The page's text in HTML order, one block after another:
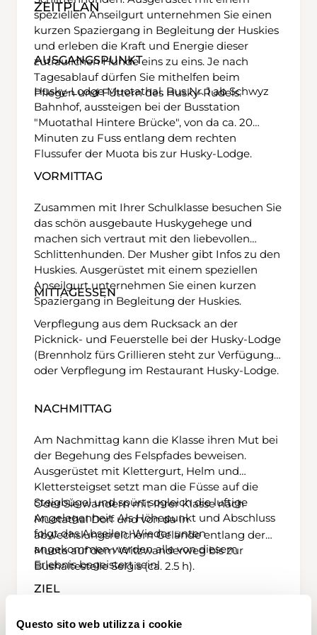
Questo sito web utilizza i cookie
Hochalp. Oben angekommen, erhebt sich vor
den Augen der prächtige Säntis, die
markanten Zacken der Churfirsten und im
Rücken hat man den Bodensee und das
Fürstenland. Anschliessend führt der Weg
führt entlang des Kesselgrats des Rossmoos,
bis man auch dem Alpstein den Rücken
zuwendet. Schnurstracks geht es nun im
Zickzack talwärts, Richtung Bruggerenwald in
die Aufstiegsroute. Auf dem Rückweg nach
Urnäsch können vielleicht die eigenen
ausgemacht werden
speziellen Anseilgurt unternehmen Sie einen
kurzen Spaziergang in Begleitung der Huskies
und erleben die Kraft und Energie dieser
zutraulichen Hunde eins zu eins. Je nach
Tagesablauf dürfen Sie mithelfen beim
Pflegen und Füttern des Husky-Rudels.
ZEITPLAN
AUSGANGSPUNKT
Husky-Lodge Muotathal. Bus Nr. 1 ab Schwyz
Bahnhof, aussteigen bei der Busstation
"Muotathal Hintere Brücke", von da ca. 20
Minuten zu Fuss entlang dem rechten
Flussufer der Muota bis zur Husky-Lodge.
VORMITTAG
Zusammen mit Ihrer Schulklasse besuchen Sie
das schön ausgebaute Huskygehege und
machen sich vertraut mit den liebevollen
Schlittenhunden. Der Musher gibt Infos zu den
Huskies. Ausgerüstet mit einem speziellen
Anseilgurt unternehmen Sie einen kurzen
Spaziergang in Begleitung der Huskies.
MITTAGESSEN
Verpflegung aus dem Rucksack an der
Picknick- und Feuerstelle bei der Husky-Lodge
(Brennholz fürs Grillieren steht zur Verfügung)
oder Verpflegung im Restaurant Husky-Lodge.
NACHMITTAG
Am Nachmittag kann die Klasse ihren Mut bei
der Begehung des Felspfades beweisen.
Ausgerüstet mit Klettergurt, Helm und
Klettersteigset setzt man die Füsse auf die
Steigbügel und spürt sogleich die luftige
Angelegenheit. Als Höhepunkt und Abschluss
folgt das Abseilen. Wieder unten
angekommen werden alle von diesem
Erlebnis begeistert sein!
Oder Sie wandern mit Ihrer Klasse nach
Muotathal Dorf und von da in
abwechslungsreichem Gelände entlang der
Muota auf dem Witzwanderweg bis zur
Bushaltestelle Selgis (ca. 2.5 h).
ZIEL
Je nach Wahl der Wanderstrecke bei der